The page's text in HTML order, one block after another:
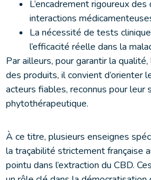
L’encadrement rigoureux
interactions
La nécessité de tests
l’efficacité réelle dans la
Par ailleurs, pour garantir la
des produits, il convient d’orienter
acteurs fiables, reconnus pour leur
phytothérapeutique.
À ce titre, plusieurs enseignes
la traçabilité strictement française
pointu dans l’extraction du CBD.